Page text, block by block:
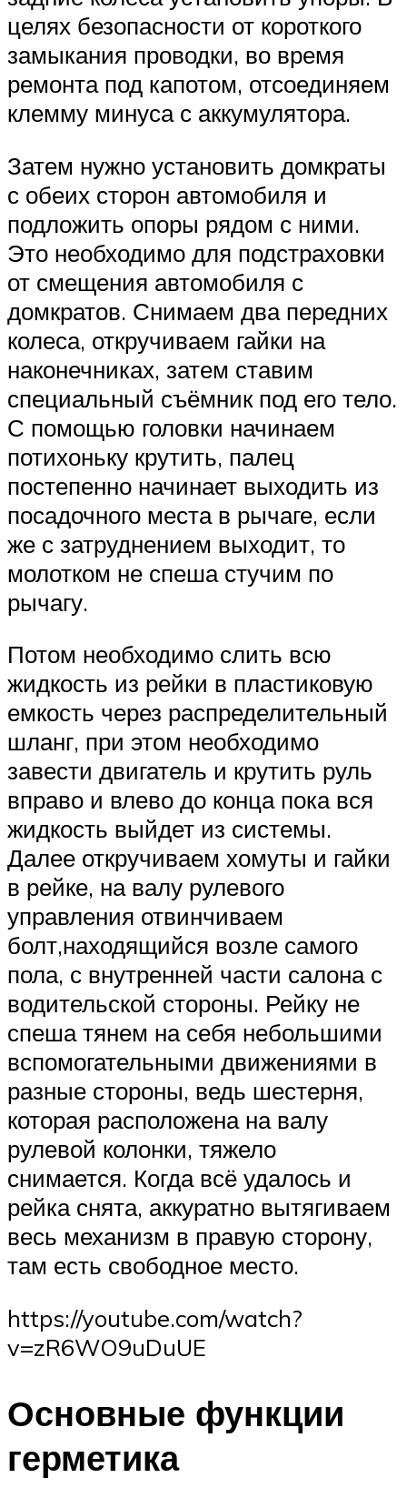
целях безопасности от короткого
замыкания проводки, во время
ремонта под капотом, отсоединяем
клемму минуса с аккумулятора.
Затем нужно установить домкраты
с обеих сторон автомобиля и
подложить опоры рядом с ними.
Это необходимо для подстраховки
от смещения автомобиля с
домкратов. Снимаем два передних
колеса, откручиваем гайки на
наконечниках, затем ставим
специальный съёмник под его тело.
С помощью головки начинаем
потихоньку крутить, палец
постепенно начинает выходить из
посадочного места в рычаге, если
же с затруднением выходит, то
молотком не спеша стучим по
рычагу.
Потом необходимо слить всю
жидкость из рейки в пластиковую
емкость через распределительный
шланг, при этом необходимо
завести двигатель и крутить руль
вправо и влево до конца пока вся
жидкость выйдет из системы.
Далее откручиваем хомуты и гайки
в рейке, на валу рулевого
управления отвинчиваем
болт,находящийся возле самого
пола, с внутренней части салона с
водительской стороны. Рейку не
спеша тянем на себя небольшими
вспомогательными движениями в
разные стороны, ведь шестерня,
которая расположена на валу
рулевой колонки, тяжело
снимается. Когда всё удалось и
рейка снята, аккуратно вытягиваем
весь механизм в правую сторону,
там есть свободное место.
https://youtube.com/watch?
v=zR6WO9uDuUE
Основные функции
герметика